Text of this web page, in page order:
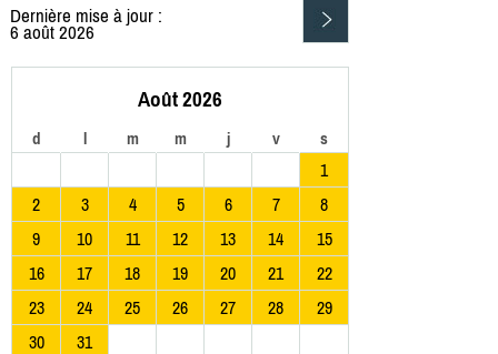
Dernière mise à jour :
6 août 2026
Août 2026
d l m m j v s
1
2
3 4 5 6 7
8
9
10 11 12 13 14
15
16
17 18 19 20 21
22
23
24 25 26 27 28
29
30
31